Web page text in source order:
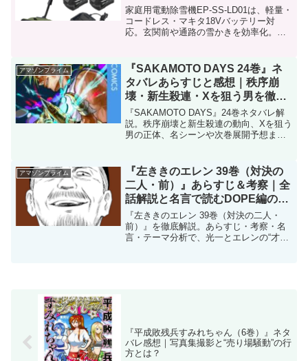
家庭用電動除雪機EP-SS-LD01は、軽量・
コードレス・マキタ18Vバッテリー対
応。玄関前や通路の雪かきを効率化。静
アマゾンプライム
『SAKAMOTO DAYS 24巻』ネ
タバレあらすじと感想｜秩序崩
壊・新生殺連・Xを狙う男を徹底
解説
『SAKAMOTO DAYS』24巻ネタバレ解
説。秩序崩壊と新生殺連の動向、Xを狙う
男の正体、名シーンや次巻展開予想まで
アマゾンプライム
『左ききのエレン 39巻（対決の
二人・前）』あらすじ＆考察｜全
話解説と名言で読むDOPE編の核
心
『左ききのエレン 39巻（対決の二人・
前）』を徹底解説。あらすじ・考察・名
言・テーマ分析で、光一とエレンの“才能
『平成敗残兵すみれちゃん（6巻）』ネタ
バレ感想｜写真集撮影と“売り場騒動”の行
方とは？